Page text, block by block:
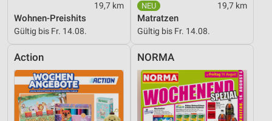
19,7 km
Wohnen-Preishits
Gültig bis Fr. 14.08.
19,7 km
Matratzen
Gültig bis Fr. 14.08.
Action NORMA